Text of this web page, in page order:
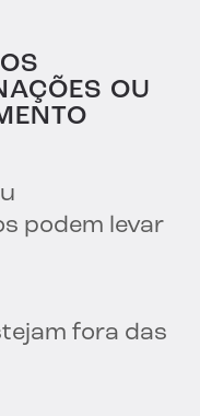
OU
podem levar
fora das